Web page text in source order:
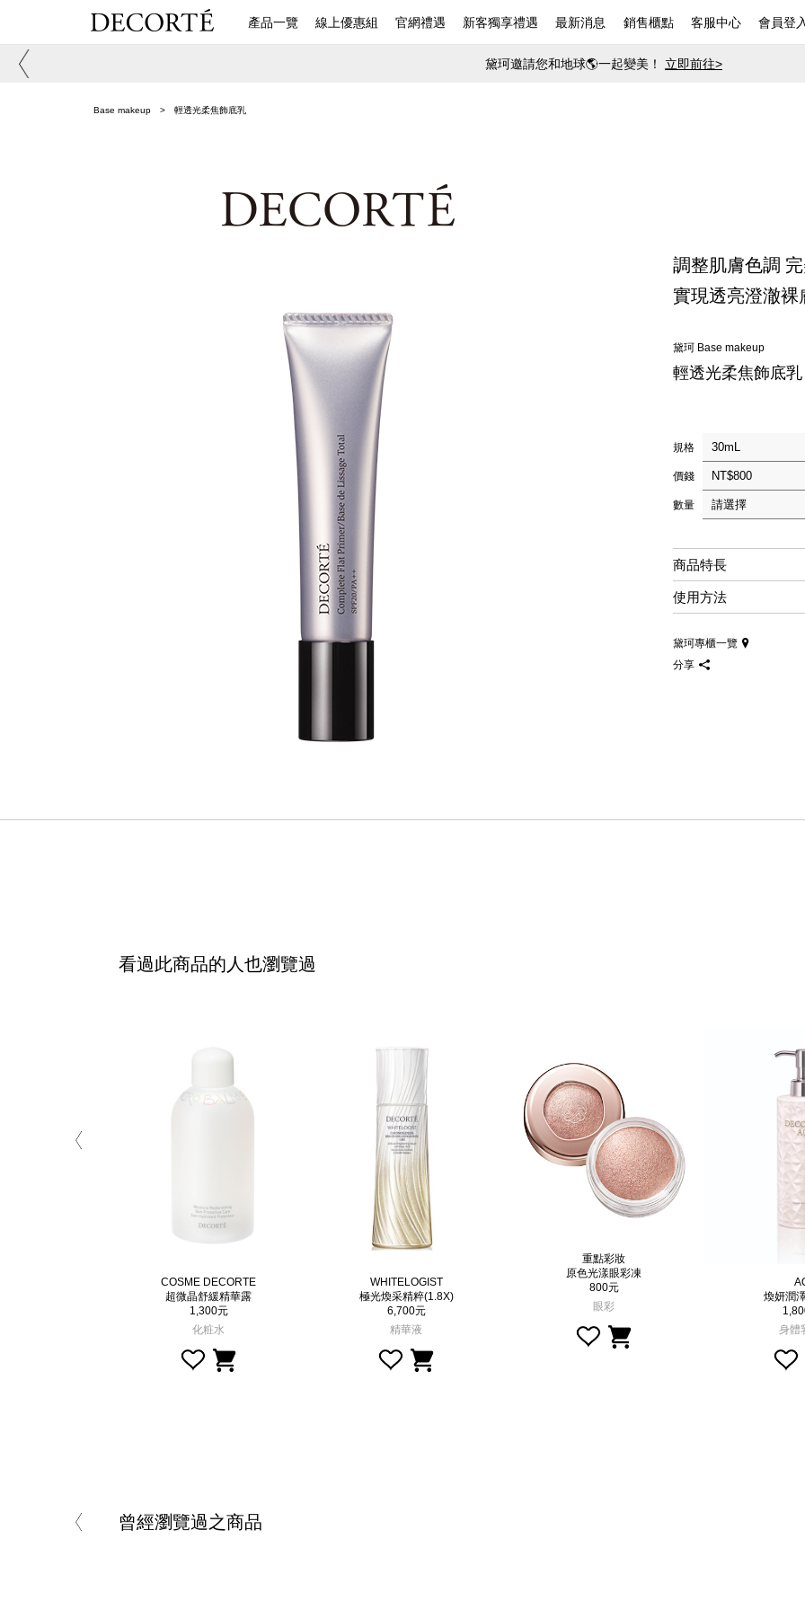
產品一覽 線上優惠組 官網禮遇 新客獨享禮遇 最新消息 銷售櫃點 客服中心 會員登
黛珂邀請您和地球🌎一起變美！ 立即前往>
Base makeup 輕透光柔焦飾底乳
調整肌膚色調
實現透亮澄澈裸
黛珂 Base makeup
輕透光柔焦飾底乳
規格
價錢
數量
商品特長
使用方法
黛珂專櫃一覽
分享
看過此商品的人也瀏覽過
COSME DECORTE
超微晶舒緩精華露
1,300元
化粧水
WHITELOGIST
極光煥采精粹(1.8X)
6,700元
精華液
重點彩妝
原色光漾眼彩凍
800元
眼彩
煥妍潤
身體
曾經瀏覽過之商品